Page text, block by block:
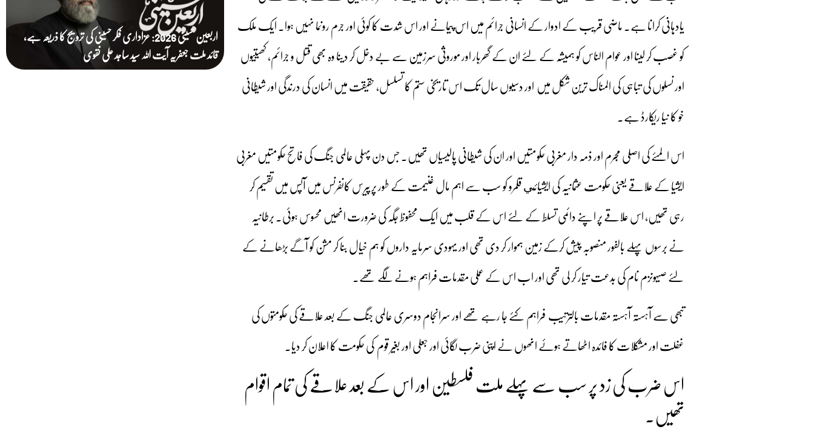
اربعین حسینی 2026: عزاداری فکر حسینی کی ترویج کا ذریعہ ہے،
قائد ملت جعفریہ آیت اللہ سید ساجد علی نقوی
یادہانی کرانا ہے۔ ماضی قریب کے ادوار کے انسانی جرائم میں اس پیمانے اور اس شدت کا کوئی اور جرم رونما نہیں ہوا۔ ایک ملک
کو غصب کر لینا اور عوام الناس کو ہمیشہ کے لئے ان کے گھربار اور موروثی سرزمین سے بے دخل کر دینا وہ بھی قتل و جرائم، کھیتیوں
اور نسلوں کی تباہی کی المناک ترین شکل میں اور دسیوں سال تک اس تاریخی ستم کا تسلسل، حقیقت میں انسان کی درندگی اور شیطانی
خو کا نیا ریکارڈ ہے۔
اس المئے کی اصلی مجرم اور ذمہ دار مغربی حکومتیں اور ان کی شیطانی پالیسیاں تھیں۔ جس دن پہلی عالمی جنگ کی فاتح حکومتیں مغربی
ایشیا کے علاقے یعنی حکومت عثمانیہ کی ایشیائي قلمرو کو سب سے اہم مال غنیمت کے طور پر پیرس کانفرنس میں آپس میں تقسیم کر
رہی تھیں، اس علاقے پر اپنے دائمی تسلط کے لئے اس کے قلب میں ایک محفوظ جگہ کی ضرورت انھیں محسوس ہوئی۔ برطانیہ
نے برسوں پہلے بالفور منصوبہ پیش کرکے زمین ہموار کر دی تھی اور یہودی سرمایہ داروں کو ہم خیال بنا کر مشن کو آگے بڑھانے کے
لئے صیہونزم نام کی بدعت تیار کر لی تھی اور اب اس کے عملی مقدمات فراہم ہونے لگے تھے۔
تبھی سے آہستہ آہستہ مقدمات بالترتیب فراہم کئے جا رہے تھے اور سرانجام دوسری عالمی جنگ کے بعد علاقے کی حکومتوں کی
غفلت اور مشکلات کا فائدہ اٹھاتے ہوئے انھوں نے اپنی ضرب لگائی اور جعلی اور بغیر قوم کی حکومت کا اعلان کر دیا۔
اس ضرب کی زد پر سب سے پہلے ملت فلسطین اور اس کے بعد علاقے کی تمام اقوام
تھیں۔